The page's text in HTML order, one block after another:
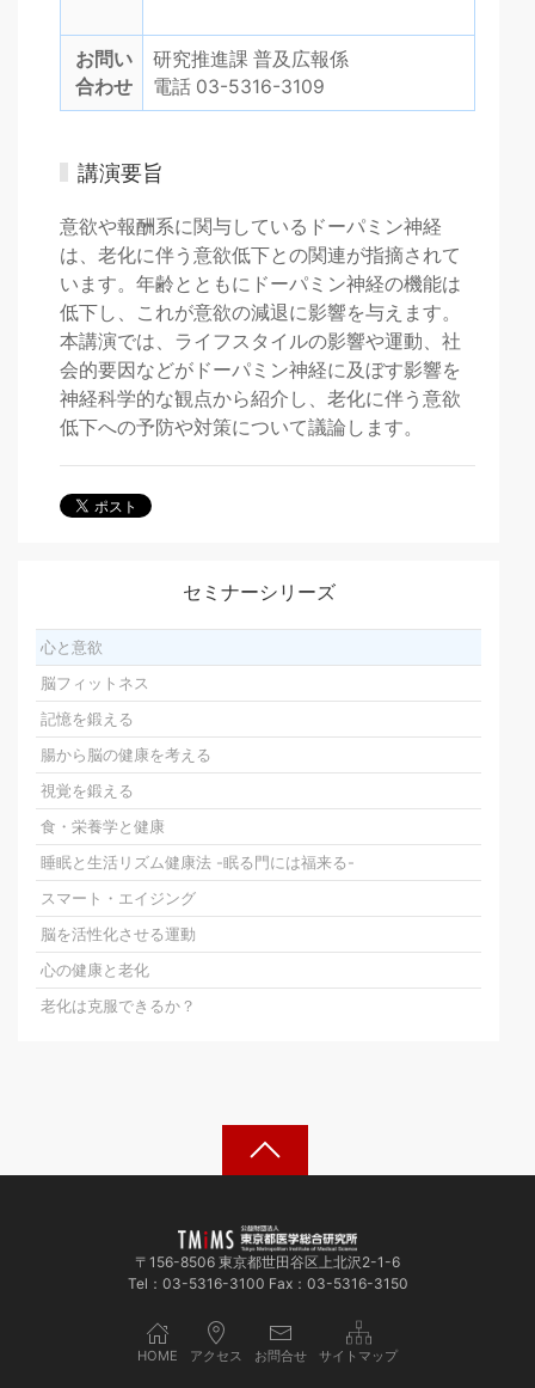
お問い
合わせ
研究推進課 普及広報係
電話 03-5316-3109
講演要旨
意欲や報酬系に関与しているドーパミン神経
は、老化に伴う意欲低下との関連が指摘されて
います。年齢とともにドーパミン神経の機能は
低下し、これが意欲の減退に影響を与えます。
本講演では、ライフスタイルの影響や運動、社
会的要因などがドーパミン神経に及ぼす影響を
神経科学的な観点から紹介し、老化に伴う意欲
低下への予防や対策について議論します。
セミナーシリーズ
心と意欲
脳フィットネス
記憶を鍛える
腸から脳の健康を考える
視覚を鍛える
食・栄養学と健康
睡眠と生活リズム健康法 -眠る門には福来る-
スマート・エイジング
脳を活性化させる運動
心の健康と老化
老化は克服できるか？
〒156-8506 東京都世田谷区上北沢2-1-6
Tel：03-5316-3100 Fax：03-5316-3150
HOME アクセス お問合せ サイトマップ